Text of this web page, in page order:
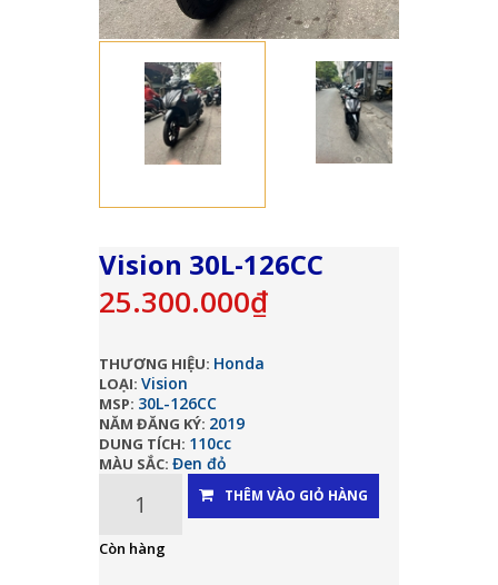
Vision 30L-126CC
25.300.000₫
THƯƠNG HIỆU: Honda
LOẠI: Vision
MSP: 30L-126CC
NĂM ĐĂNG KÝ: 2019
DUNG TÍCH: 110cc
MÀU SẮC: Đen đỏ
THÊM VÀO GIỎ HÀNG
Còn hàng